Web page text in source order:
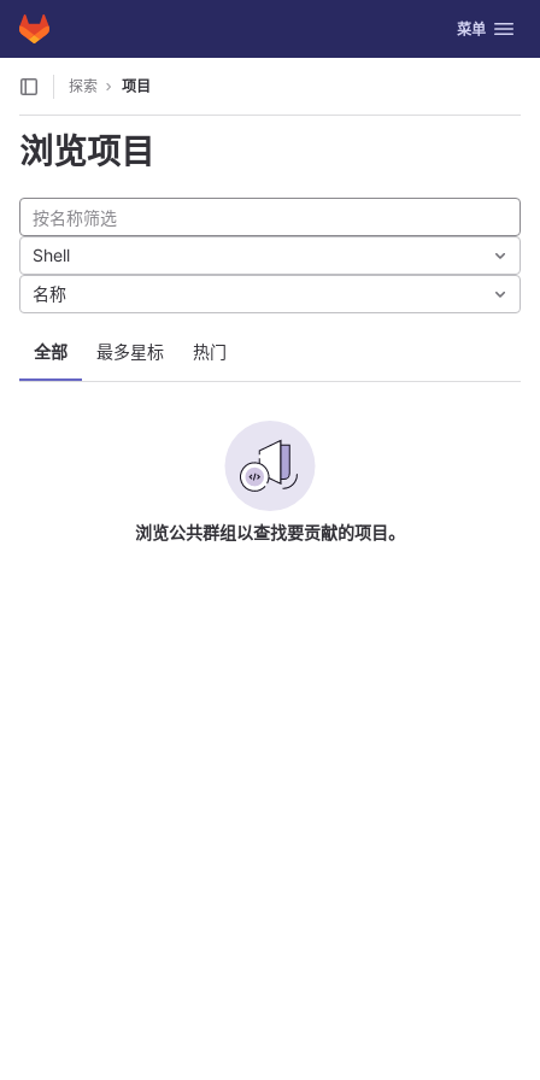
Skip to content
GitLab 切换导航
菜单
探索 项目
浏览项目
全部 最多星标 热门
Shell
名称
浏览公共群组以查找要贡献的项目。